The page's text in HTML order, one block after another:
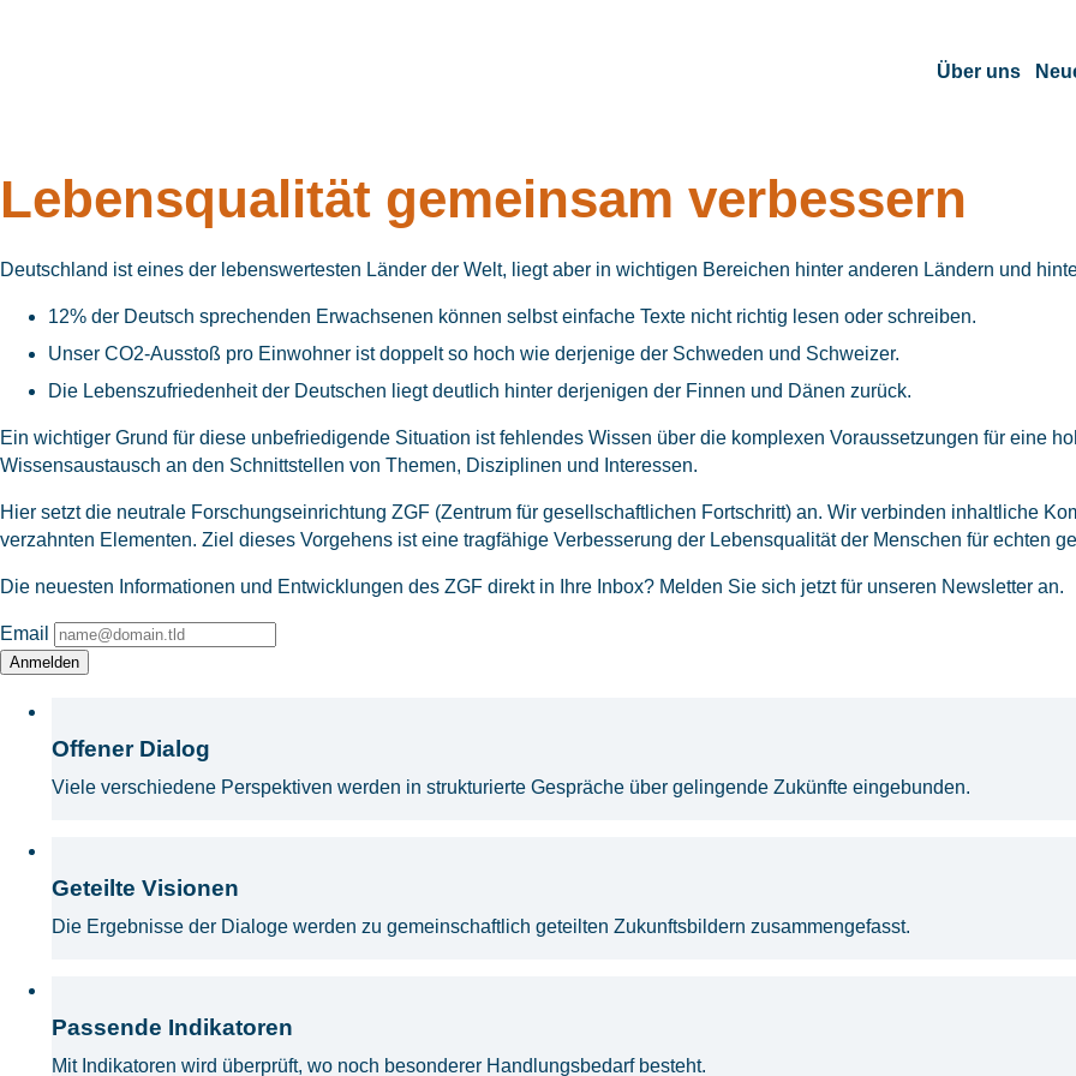
Über uns
Lebensqualität gemeinsam verbessern
Deutschland ist eines der lebenswertesten Länder der Welt, liegt aber in wichtigen Bereichen hinter anderen Ländern und
12% der Deutsch sprechenden Erwachsenen können selbst einfache Texte nicht richtig lesen oder schreiben.
Unser CO2-Ausstoß pro Einwohner ist doppelt so hoch wie derjenige der Schweden und Schweizer.
Die Lebenszufriedenheit der Deutschen liegt deutlich hinter derjenigen der Finnen und Dänen zurück.
Ein wichtiger Grund für diese unbefriedigende Situation ist fehlendes Wissen über die komplexen Voraussetzungen für eine
Wissensaustausch an den Schnittstellen von Themen, Disziplinen und Interessen.
Hier setzt die neutrale Forschungseinrichtung ZGF (Zentrum für gesellschaftlichen Fortschritt) an. Wir verbinden inhaltliche
verzahnten Elementen. Ziel dieses Vorgehens ist eine tragfähige Verbesserung der Lebensqualität der Menschen für echten
Die neuesten Informationen und Entwicklungen des ZGF direkt in Ihre Inbox? Melden Sie sich jetzt für unseren Newsletter an.
Email
Anmelden
Offener Dialog
Viele verschiedene Perspektiven werden in strukturierte Gespräche über gelingende Zukünfte eingebunden.
Geteilte Visionen
Die Ergebnisse der Dialoge werden zu gemeinschaftlich geteilten Zukunftsbildern zusammengefasst.
Passende Indikatoren
Mit Indikatoren wird überprüft, wo noch besonderer Handlungsbedarf besteht.